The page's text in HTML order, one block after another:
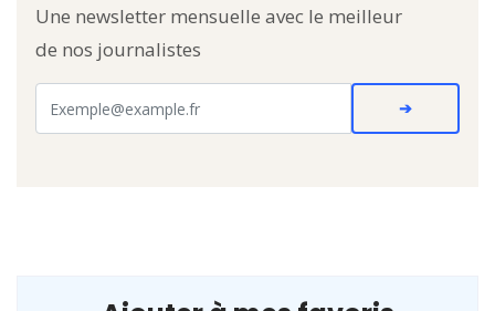
Une newsletter mensuelle avec le meilleur
de nos journalistes